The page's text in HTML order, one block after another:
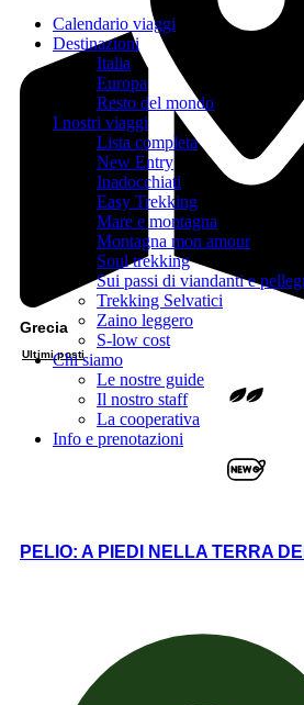
Calendario viaggi
Destinazioni
Italia
Europa
Resto del mondo
I nostri viaggi
Lista completa
New Entry
Inadocchiati
Easy Trekking
Mare e montagna
Montagna mon amour
Soul trekking
Sui passi di viandanti e
Trekking Selvatici
Zaino leggero
S-low cost
Chi siamo
Le nostre guide
Il nostro staff
La cooperativa
Info e prenotazioni
Grecia
Ultimi posti
PELIO: A PIEDI NELLA TERRA